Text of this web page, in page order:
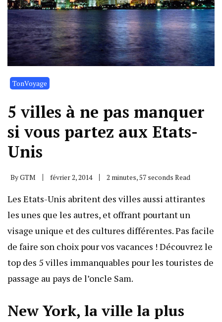
TonVoyage
5 villes à ne pas manquer
si vous partez aux Etats-
Unis
ByGTM février 2, 2014 2 minutes, 57 seconds Read
Les Etats-Unis abritent des villes aussi attirantes
les unes que les autres, et offrant pourtant un
visage unique et des cultures différentes. Pas facile
de faire son choix pour vos vacances ! Découvrez le
top des 5 villes immanquables pour les touristes de
passage au pays de l’oncle Sam.
New York, la ville la plus